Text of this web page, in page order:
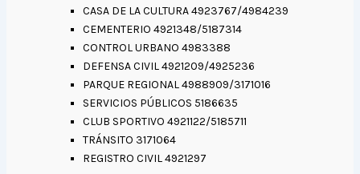
CASA DE LA CULTURA 4923767/4984239
CEMENTERIO 4921348/5187314
CONTROL URBANO 4983388
DEFENSA CIVIL 4921209/4925236
PARQUE REGIONAL 4988909/3171016
SERVICIOS PÚBLICOS 5186635
CLUB SPORTIVO 4921122/5185711
TRÁNSITO 3171064
REGISTRO CIVIL 4921297